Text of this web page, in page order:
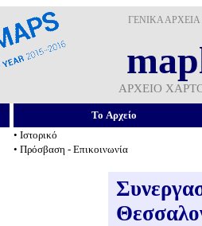
ΓΕΝΙΚΑ
ΑΡΧΕΙΟ
To Αρχείο
• Ιστορικό
• Πρόσβαση - Επικοινωνία